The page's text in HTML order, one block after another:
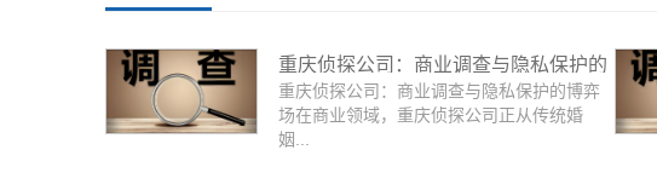
重庆侦探公司：商业调查与隐私保护的
博弈场
重庆侦探公司：商业调查与隐私保护的博弈
场在商业领域，重庆侦探公司正从传统婚
姻...